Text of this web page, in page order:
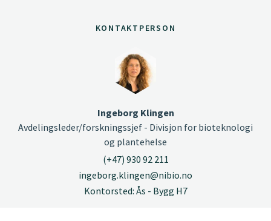
KONTAKTPERSON
Ingeborg Klingen
Avdelingsleder/forskningssjef - Divisjon for bioteknologi
og plantehelse
(+47) 930 92 211
ingeborg.klingen@nibio.no
Kontorsted: Ås - Bygg H7